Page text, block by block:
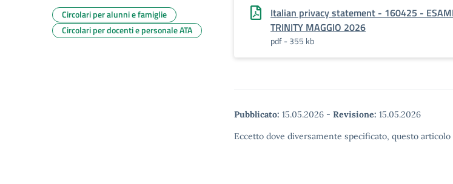
Italian privacy statement - 160425 - ESAMI
TRINITY MAGGIO 2026
pdf - 355 kb
Pubblicato: 15.05.2026 - Revisione: 15.05.2026
Eccetto dove diversamente specificato, questo
Circolari per alunni e famiglie
Circolari per docenti e personale ATA